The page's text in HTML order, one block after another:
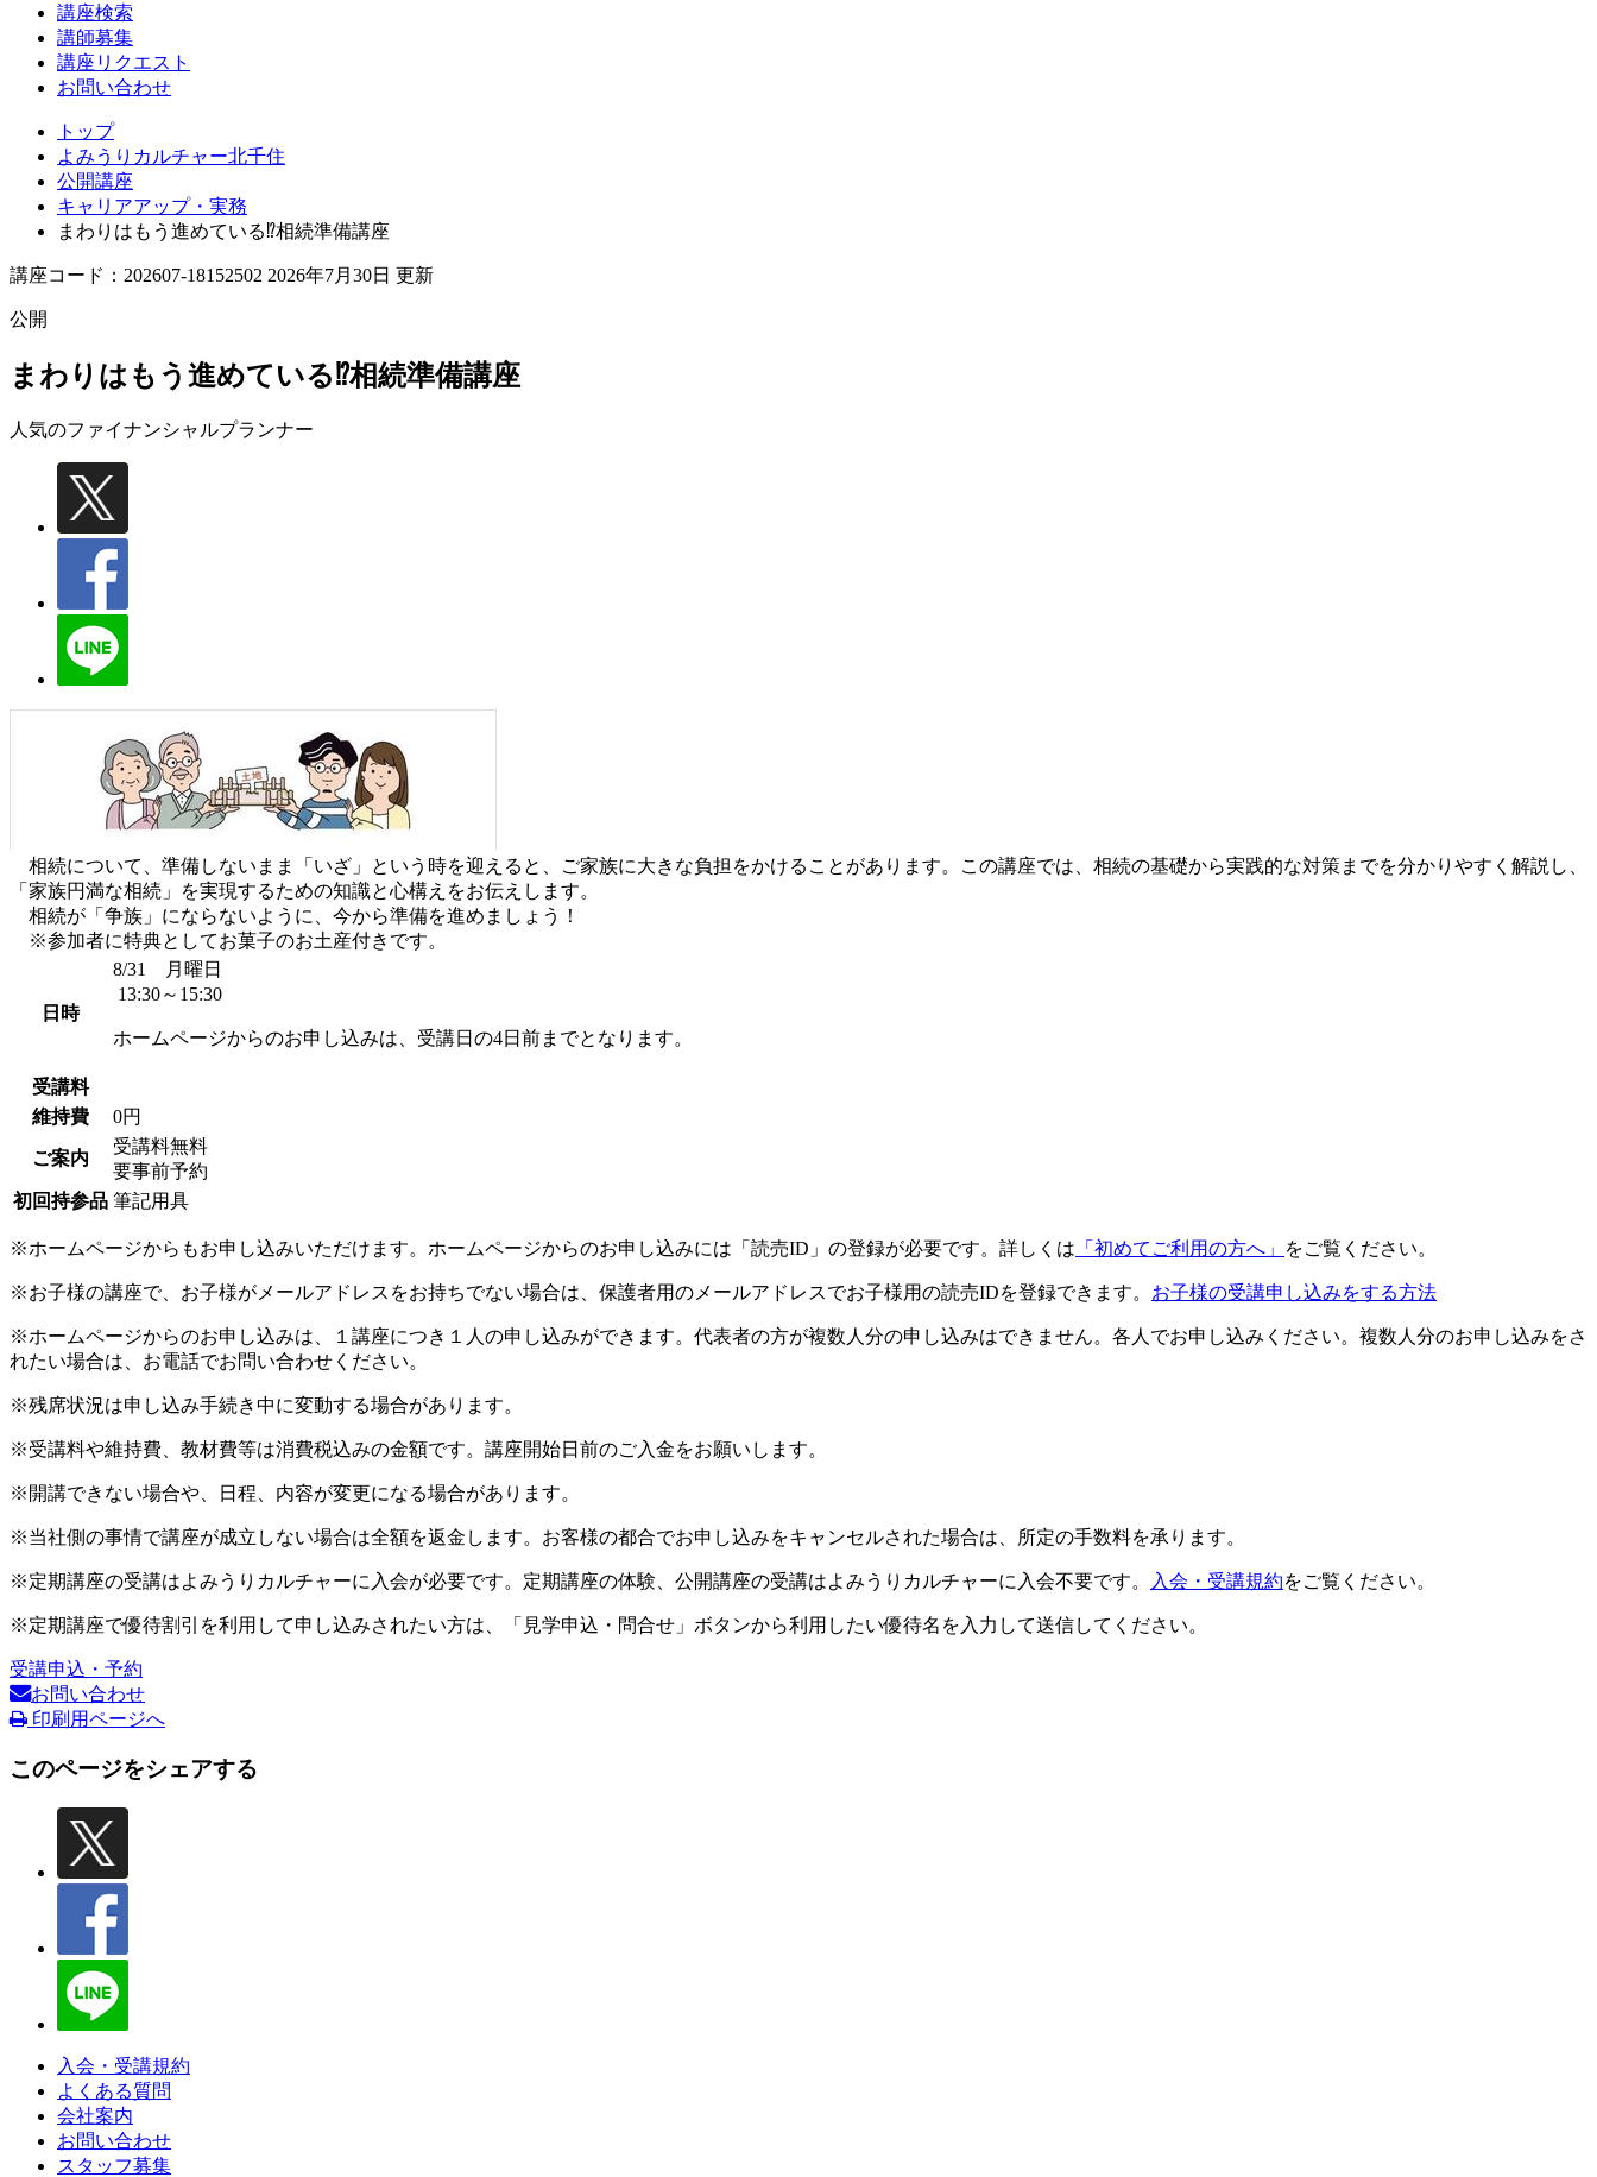
講座検索
講師募集
講座リクエスト
お問い合わせ
トップ
よみうりカルチャー北千住
公開講座
キャリアアップ・実務
まわりはもう進めている⁉相続準備講座
講座コード：202607-18152502 2026年7月30日 更新
公開
まわりはもう進めている⁉相続準備講座
人気のファイナンシャルプランナー
相続について、準備しないまま「いざ」という時を迎えると、ご家族に大きな負担をかけることがあります。この講座では、相続の基礎から実践的な対策までを分かりやすく解説し、
「家族円満な相続」を実現するための知識と心構えをお伝えします。
相続が「争族」にならないように、今から準備を進めましょう！
※参加者に特典としてお菓子のお土産付きです。
日時
8/31 月曜日
13:30～15:30
ホームページからのお申し込みは、受講日の4日前までとなります。
受講料
維持費
0円
ご案内
受講料無料
要事前予約
初回持参品 筆記用具
※ホームページからもお申し込みいただけます。ホームページからのお申し込みには「読売ID」の登録が必要です。詳しくは 「初めてご利用の方へ」 をご覧ください。
※お子様の講座で、お子様がメールアドレスをお持ちでない場合は、保護者用のメールアドレスでお子様用の読売IDを登録できます。 お子様の受講申し込みをする方法
※ホームページからのお申し込みは、１講座につき１人の申し込みができます。代表者の方が複数人分の申し込みはできません。各人でお申し込みください。複数人分のお申し込みをさ
れたい場合は、お電話でお問い合わせください。
※残席状況は申し込み手続き中に変動する場合があります。
※受講料や維持費、教材費等は消費税込みの金額です。講座開始日前のご入金をお願いします。
※開講できない場合や、日程、内容が変更になる場合があります。
※当社側の事情で講座が成立しない場合は全額を返金します。お客様の都合でお申し込みをキャンセルされた場合は、所定の手数料を承ります。
※定期講座の受講はよみうりカルチャーに入会が必要です。定期講座の体験、公開講座の受講はよみうりカルチャーに入会不要です。 入会・受講規約をご覧ください。
※定期講座で優待割引を利用して申し込みされたい方は、「見学申込・問合せ」ボタンから利用したい優待名を入力して送信してください。
受講申込・予約
お問い合わせ
印刷用ページへ
このページをシェアする
入会・受講規約
よくある質問
会社案内
お問い合わせ
スタッフ募集